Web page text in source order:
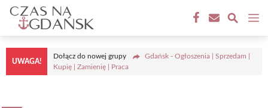
Przejdź
treści
UWAGA!
Dołącz do nowej grupy
Gdańsk - Ogłoszenia | Sprzedam |
Kupię | Zamienię | Praca